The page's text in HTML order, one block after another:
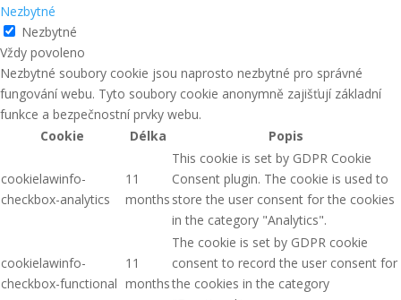
Nezbytné
Nezbytné
Vždy povoleno
Nezbytné soubory cookie jsou naprosto nezbytné pro správné
fungování webu. Tyto soubory cookie anonymně zajišťují základní
funkce a bezpečnostní prvky webu.
Cookie
Délka Popis
cookielawinfo-
checkbox-analytics
11
months
This cookie is set by GDPR Cookie
Consent plugin. The cookie is used to
store the user consent for the cookies
in the category "Analytics".
cookielawinfo-
checkbox-functional
11
months
The cookie is set by GDPR cookie
consent to record the user consent for
the cookies in the category